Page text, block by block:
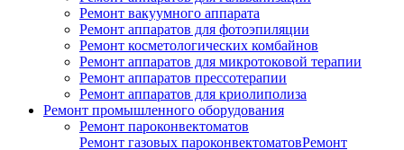
Ремонт вакуумного аппарата
Ремонт аппаратов для фотоэпиляции
Ремонт косметологических комбайнов
Ремонт аппаратов для микротоковой терапии
Ремонт аппаратов прессотерапии
Ремонт аппаратов для криолиполиза
Ремонт промышленного оборудования
Ремонт пароконвектоматов
Ремонт газовых пароконвектоматовРемонт